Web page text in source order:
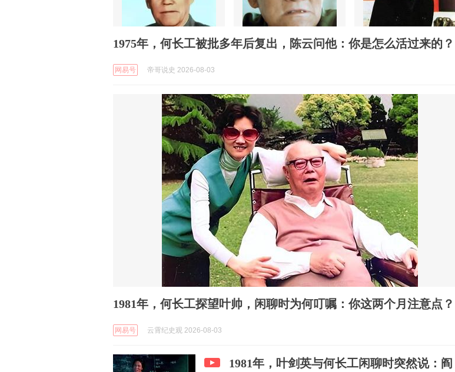
1975年，何长工被批多年后复出，陈云问他：你是怎么活过来的？
网易号 帝哥说史 2026-08-03
1981年，何长工探望叶帅，闲聊时为何叮嘱：你这两个月注意点？
网易号 云霄纪史观 2026-08-03
1981年，叶剑英与何长工闲聊时突然说：阎